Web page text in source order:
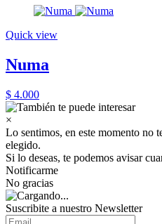
Quick view
Numa
$ 4.000
×
Lo sentimos, en este momento no
elegido.
Si lo deseas, te podemos avisar
Notificarme
No gracias
Suscribite a nuestro Newsletter